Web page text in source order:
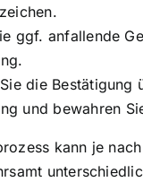
ggf. anfallende
die Bestätigung
und bewahren
kann je nach